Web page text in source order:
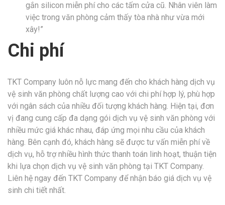
gắn silicon miễn phí cho các tấm cửa cũ. Nhân viên làm
việc trong văn phòng cảm thấy tòa nhà như vừa mới
xây!”
Chi phí
TKT Company luôn nỗ lực mang đến cho khách hàng dịch vụ
vệ sinh văn phòng chất lượng cao với chi phí hợp lý, phù hợp
với ngân sách của nhiều đối tượng khách hàng. Hiện tại, đơn
vị đang cung cấp đa dạng gói dịch vụ vệ sinh văn phòng với
nhiều mức giá khác nhau, đáp ứng mọi nhu cầu của khách
hàng. Bên cạnh đó, khách hàng sẽ được tư vấn miễn phí về
dịch vụ, hỗ trợ nhiều hình thức thanh toán linh hoạt, thuận tiện
khi lựa chọn dịch vụ vệ sinh văn phòng tại TKT Company.
Liên hệ ngay đến TKT Company để nhận báo giá dịch vụ vệ
sinh chi tiết nhất.